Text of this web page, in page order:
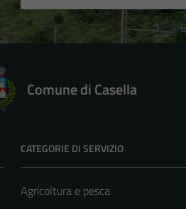
Comune di Casella
CATEGORIE DI SERVIZIO
Agricoltura e pesca